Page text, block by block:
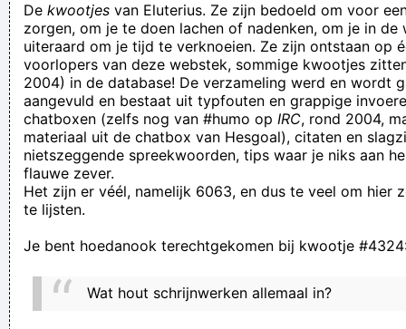
laughing freemen~ Timothy Leary
Afslanktips, daar ben ik vet mee.
Ref Nicolas Laforge heeft STVV-Lokeren op gang gefloten.
De bezoekers trappen het af.
ziezo, we hebben weer plusminus 20 minuten van je
kostbare tijd afgesnoept
ik ken iemand met een John Deere en die noemden ze Bambi
omdat hij altijd te HERT REE
Really appreciate you sharing this post.Thanks Again. Really
De kwootjes van Eluterius. Ze zijn bedoeld om voor
zorgen, om je te doen lachen of nadenken, om je in de
uiteraard om je tijd te verknoeien. Ze zijn ontstaan op
voorlopers van deze webstek, sommige kwootjes
2004) in de database! De verzameling werd en wordt
aangevuld en bestaat uit typfouten en grappige
chatboxen (zelfs nog van #humo op IRC, rond 2004,
materiaal uit de chatbox van Hesgoal), citaten en
nietszeggende spreekwoorden, tips waar je niks aan
flauwe zever.
Het zijn er véél, namelijk 6063, en dus te veel om hier
te lijsten.
Je bent hoedanook terechtgekomen bij kwootje
Wat hout schrijnwerken allemaal in?